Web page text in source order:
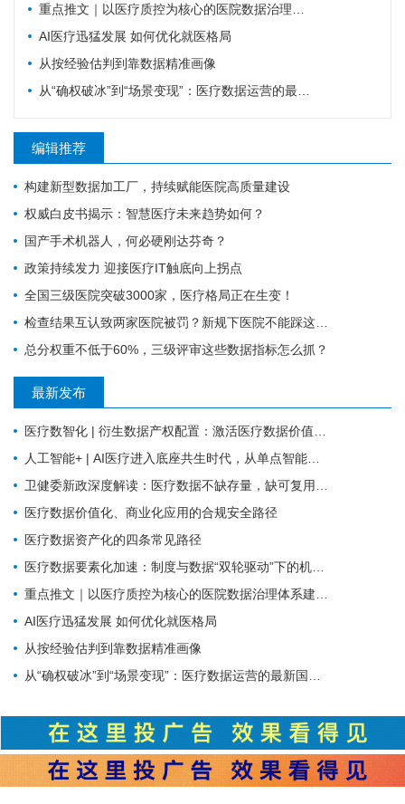
重点推文｜以医疗质控为核心的医院数据治理体系建设探索
AI医疗迅猛发展 如何优化就医格局
从按经验估判到靠数据精准画像
从“确权破冰”到“场景变现”：医疗数据运营的最新国家级信号研判
编辑推荐
构建新型数据加工厂，持续赋能医院高质量建设
权威白皮书揭示：智慧医疗未来趋势如何？
国产手术机器人，何必硬刚达芬奇？
政策持续发力 迎接医疗IT触底向上拐点
全国三级医院突破3000家，医疗格局正在生变！
检查结果互认致两家医院被罚？新规下医院不能踩这4个雷区
总分权重不低于60%，三级评审这些数据指标怎么抓？
最新发布
医疗数智化 | 衍生数据产权配置：激活医疗数据价值的关键规则
人工智能+ | AI医疗进入底座共生时代，从单点智能走向全域协同
卫健委新政深度解读：医疗数据不缺存量，缺可复用的高质量数据集
医疗数据价值化、商业化应用的合规安全路径
医疗数据资产化的四条常见路径
医疗数据要素化加速：制度与数据“双轮驱动”下的机遇与挑战
重点推文｜以医疗质控为核心的医院数据治理体系建设探索
AI医疗迅猛发展 如何优化就医格局
从按经验估判到靠数据精准画像
从“确权破冰”到“场景变现”：医疗数据运营的最新国家级信号研判